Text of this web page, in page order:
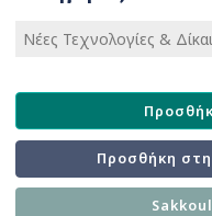
Νέες Τεχνολογίες &
Προσθήκη